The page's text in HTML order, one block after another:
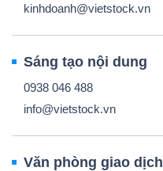
kinhdoanh@vietstock.vn
Sáng tạo nội dung
0938 046 488
info@vietstock.vn
Văn phòng giao dịch